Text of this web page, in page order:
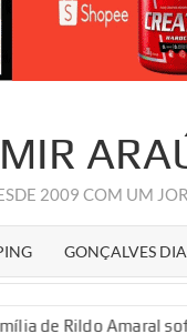
2009 COM UM
GONÇALVES
sofre derrotas